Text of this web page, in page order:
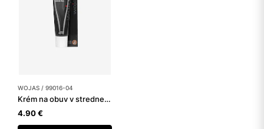
WOJAS / 99016-04
Krém na obuv v stredne hnedej farbe
4.90 €